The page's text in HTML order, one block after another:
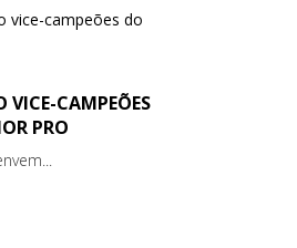
VICE-CAMPEÕES
PRO